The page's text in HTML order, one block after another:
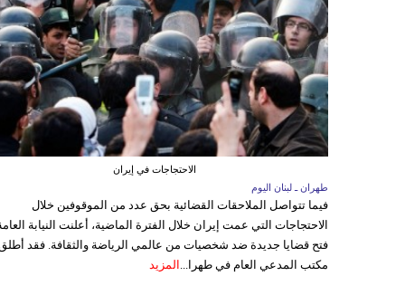
الاحتجاجات في إيران
طهران ـ لبنان اليوم
فيما تتواصل الملاحقات القضائية بحق عدد من الموقوفين خلال
الاحتجاجات التي عمت إيران خلال الفترة الماضية، أعلنت النيابة
فتح قضايا جديدة ضد شخصيات من عالمي الرياضة والثقافة. فقد
مكتب المدعي العام في طهرا... المزيد